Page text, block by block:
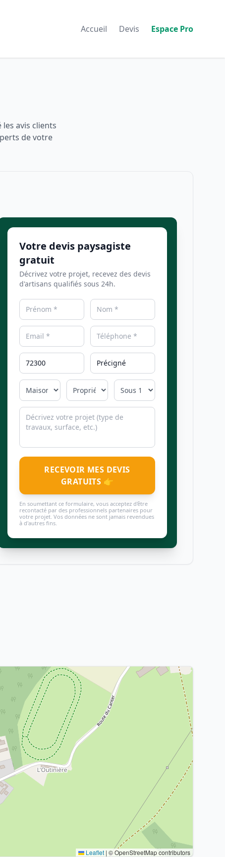
Accueil Devis Espace Pro
avis clients
de votre
Votre devis paysagiste
gratuit
Décrivez votre projet, recevez des devis
d'artisans qualifiés sous 24h.
RECEVOIR MES DEVIS
GRATUITS 👉
En soumettant ce formulaire, vous acceptez d'être
recontacté par des professionnels partenaires pour
votre projet. Vos données ne sont jamais revendues
à d'autres fins.
Leaflet | © OpenStreetMap contributors